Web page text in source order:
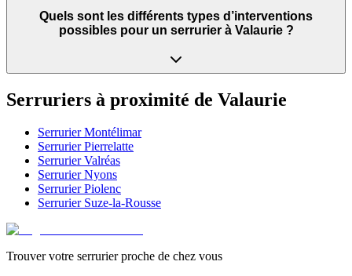
Quels sont les différents types d’interventions
possibles pour un serrurier à Valaurie ?
Serruriers à proximité de Valaurie
SerrurierMontélimar
SerrurierPierrelatte
SerrurierValréas
SerrurierNyons
SerrurierPiolenc
Serrurier Suze-la-Rousse
Trouver votre serrurier proche de chez vous